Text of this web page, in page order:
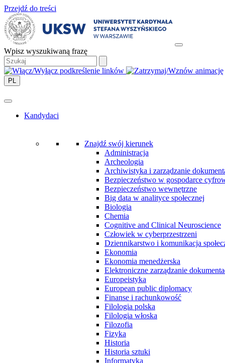
Przejdź do treści
Wpisz wyszukiwaną frazę
PL
Kandydaci
Znajdź swój kierunek
Administracja
Archeologia
Archiwistyka i zarządzanie
Bezpieczeństwo w gospodarce
Bezpieczeństwo wewnętrzne
Big data w analityce społecznej
Biologia
Chemia
Cognitive and Clinical Neuroscience
Człowiek w cyberprzestrzeni
Dziennikarstwo i komunikacja
Ekonomia
Ekonomia menedżerska
Elektroniczne zarządzanie
Europeistyka
European public diplomacy
Finanse i rachunkowość
Filologia polska
Filologia włoska
Filozofia
Fizyka
Historia
Historia sztuki
Informatyka